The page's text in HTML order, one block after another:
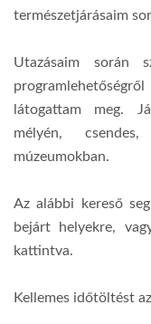
természetjárásaim
Utazásaim során
látogattam meg.
mélyén,
múzeumokban.
Az alábbi kereső
bejárt helyekre,
kattintva.
Kellemes időtöltést